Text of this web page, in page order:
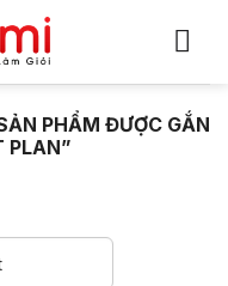
PHẨM ĐƯỢC GẮN
PLAN”